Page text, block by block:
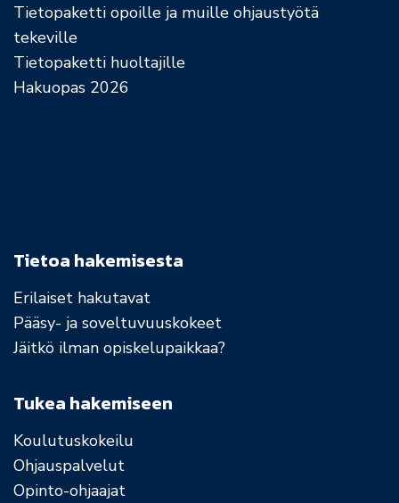
Tietopaketti opoille ja muille ohjaustyötä
tekeville
Tietopaketti huoltajille
Hakuopas 2026
Tietoa hakemisesta
Erilaiset hakutavat
Pääsy- ja soveltuvuuskokeet
Jäitkö ilman opiskelupaikkaa?
Tukea hakemiseen
Koulutuskokeilu
Ohjauspalvelut
Opinto-ohjaajat